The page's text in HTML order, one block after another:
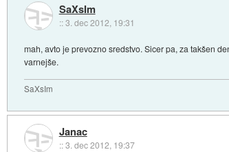
SaXsIm
::3. dec 2012, 19:31
mah, avto je prevozno sredstvo. Sicer pa, za takšen
varnejše.
SaXsIm
Janac
::3. dec 2012, 19:37